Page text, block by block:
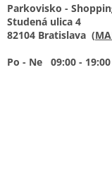
Parkovisko -
Studená ulica 4
82104 Bratislava (
Po - Ne 09:00 - 19:00